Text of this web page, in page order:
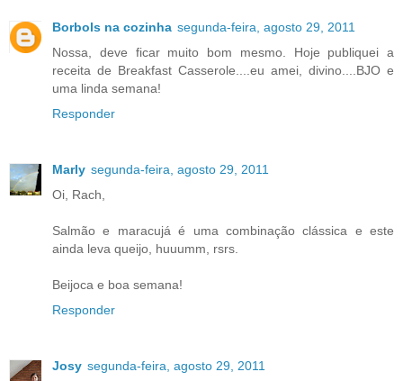
Borbols na cozinha segunda-feira, agosto 29, 2011
Nossa, deve ficar muito bom mesmo. Hoje publiquei a
receita de Breakfast Casserole....eu amei, divino....BJO e
uma linda semana!
Responder
Marly segunda-feira, agosto 29, 2011
Oi, Rach,
Salmão e maracujá é uma combinação clássica e este
ainda leva queijo, huuumm, rsrs.
Beijoca e boa semana!
Responder
Josy segunda-feira, agosto 29, 2011